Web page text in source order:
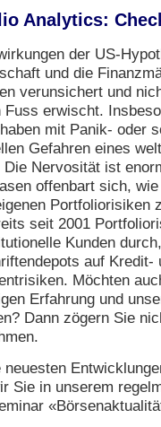
Analytics:
der US-
und die
verunsichert und
Fuss erwischt.
mit Panik- oder
Gefahren eines
Die Nervosität ist
offenbart sich,
Portfoliorisiken
seit 2001
Kunden
auf Kredit-
Möchten
Erfahrung und
Dann zögern Sie
neuesten
Sie in unserem